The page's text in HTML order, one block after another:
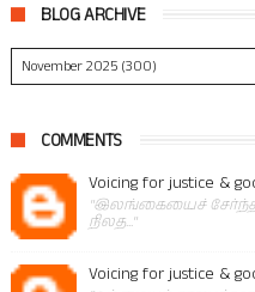
BLOG ARCHIVE
COMMENTS
Voicing for justice &
"இலங்கையைச்
நிலத..."
Voicing for justice &